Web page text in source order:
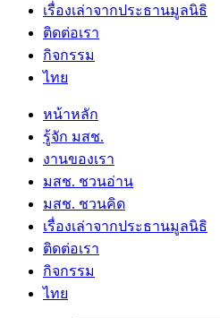
เรื่องเล่าจากประธานมูลนิธิ
ติดต่อเรา
กิจกรรม
ไทย
หน้าหลัก
รู้จัก มสช.
งานของเรา
มสช. ชวนอ่าน
มสช. ชวนคิด
เรื่องเล่าจากประธานมูลนิธิ
ติดต่อเรา
กิจกรรม
ไทย